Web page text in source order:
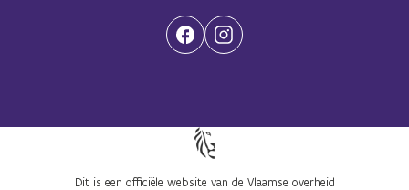
(Opent in een nieuwe tab)
(Opent in een nieuwe tab)
Dit is een officiële website van de Vlaamse overheid